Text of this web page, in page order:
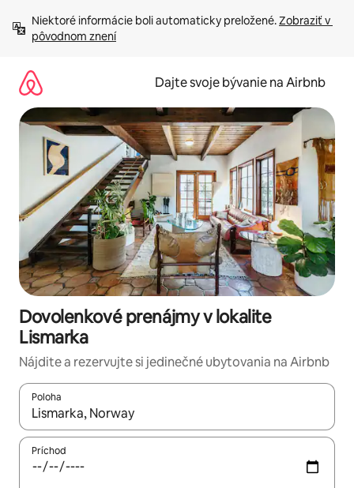
obsah.
Niektoré informácie boli automaticky preložené. Zobraziť v
pôvodnom znení
Dajte svoje bývanie na Airbnb
Dovolenkové prenájmy v lokalite
Lismarka
Nájdite a rezervujte si jedinečné ubytovania na Airbnb
Poloha
Keď budú výsledky k dispozícii, môžete si ich prechádzať
Príchod